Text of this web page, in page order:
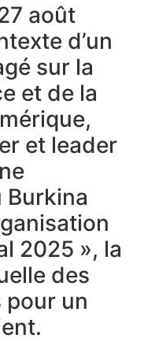
août
d’un
sur la
et de la
et leader
Burkina
2025 », la
des
un